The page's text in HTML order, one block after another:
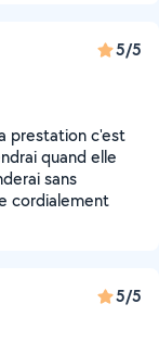
5/5
prestation c'est
quand elle
sans
cordialement
5/5